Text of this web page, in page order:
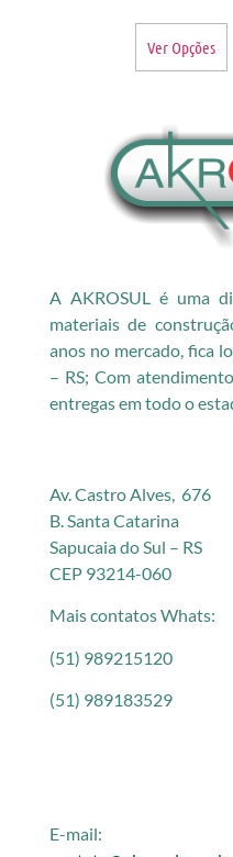
Ver Opções
A AKROSUL é uma
materiais de
anos no mercado, fica
– RS; Com
entregas em todo o
Av. Castro Alves, 676
B. Santa Catarina
Sapucaia do Sul – RS
CEP 93214-060
Mais contatos Whats:
(51) 989215120
(51) 989183529
E-mail: